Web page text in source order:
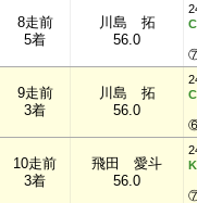
8走前
5着
川島 拓
56.0
9走前
3着
川島 拓
56.0
10走前
3着
飛田 愛斗
56.0